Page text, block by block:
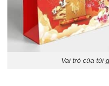
Vai trò của túi